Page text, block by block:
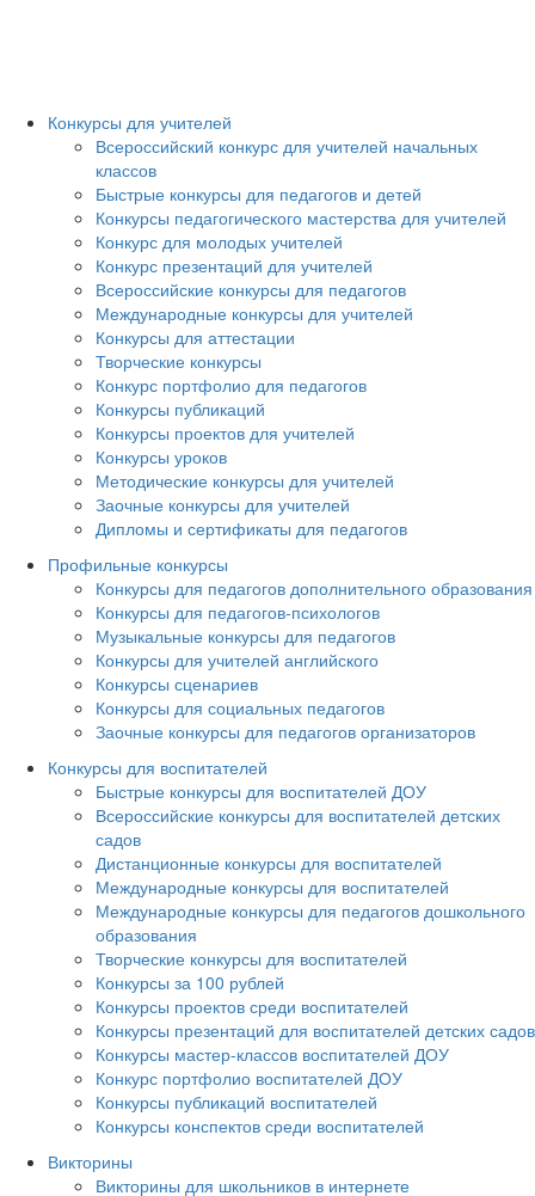
Конкурсы для учителей
Всероссийский конкурс для учителей начальных
классов
Быстрые конкурсы для педагогов и детей
Конкурсы педагогического мастерства для учителей
Конкурс для молодых учителей
Конкурс презентаций для учителей
Всероссийские конкурсы для педагогов
Международные конкурсы для учителей
Конкурсы для аттестации
Творческие конкурсы
Конкурс портфолио для педагогов
Конкурсы публикаций
Конкурсы проектов для учителей
Конкурсы уроков
Методические конкурсы для учителей
Заочные конкурсы для учителей
Дипломы и сертификаты для педагогов
Профильные конкурсы
Конкурсы для педагогов дополнительного образования
Конкурсы для педагогов-психологов
Музыкальные конкурсы для педагогов
Конкурсы для учителей английского
Конкурсы сценариев
Конкурсы для социальных педагогов
Заочные конкурсы для педагогов организаторов
Конкурсы для воспитателей
Быстрые конкурсы для воспитателей ДОУ
Всероссийские конкурсы для воспитателей детских
садов
Дистанционные конкурсы для воспитателей
Международные конкурсы для воспитателей
Международные конкурсы для педагогов дошкольного
образования
Творческие конкурсы для воспитателей
Конкурсы за 100 рублей
Конкурсы проектов среди воспитателей
Конкурсы презентаций для воспитателей детских садов
Конкурсы мастер-классов воспитателей ДОУ
Конкурс портфолио воспитателей ДОУ
Конкурсы публикаций воспитателей
Конкурсы конспектов среди воспитателей
Викторины
Викторины для школьников в интернете